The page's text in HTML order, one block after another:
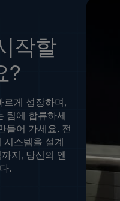
작할
?
르게 성장하며,
팀에 합류하세
들어 가세요. 전
시스템을 설계
지, 당신의 엔
.